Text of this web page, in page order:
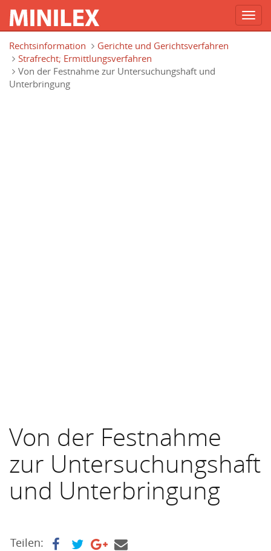
Rechtsinformation
Gerichte und Gerichtsverfahren
Strafrecht; Ermittlungsverfahren
Von der Festnahme zur Untersuchungshaft und
Unterbringung
Von der Festnahme
zur Untersuchungshaft
und Unterbringung
Teilen: